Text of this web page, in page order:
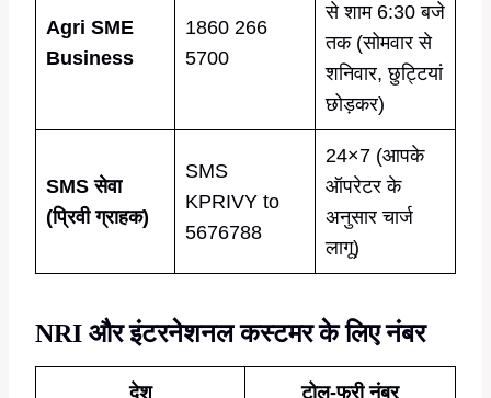
Agri SME
Business
1860 266
5700
से शाम 6:30 बजे
तक (सोमवार से
शनिवार, छुट्टियां
छोड़कर)
SMS सेवा
(प्रिवी ग्राहक)
SMS
KPRIVY to
5676788
24×7 (आपके
ऑपरेटर के
अनुसार चार्ज
लागू)
NRI और इंटरनेशनल कस्टमर के लिए नंबर
देश टोल-फ्री नंबर